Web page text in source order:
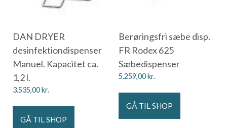
DAN DRYER
desinfektiondispenser
Manuel. Kapacitet ca.
1,2 l.
3.535,00kr.
GÅ TIL SHOP
Berøringsfri sæbe disp.
FR Rodex 625
Sæbedispenser
5.259,00kr.
GÅ TIL SHOP